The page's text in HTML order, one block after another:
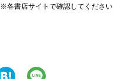
※各書店サイトで確認してください